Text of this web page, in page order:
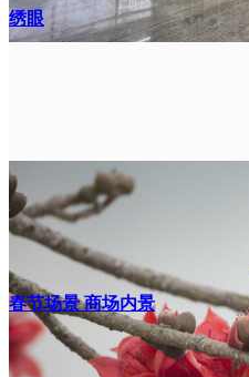
绣眼
春节场景 商场内景